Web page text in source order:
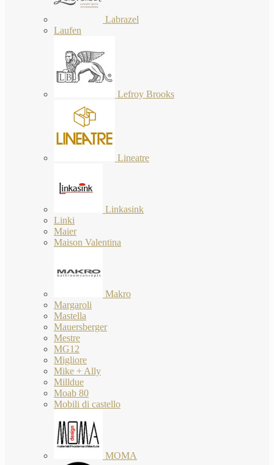
Labrazel
Laufen
Lefroy Brooks
Lineatre
Linkasink
Linki
Maier
Maison Valentina
Makro
Margaroli
Mastella
Mauersberger
Mestre
MG12
Migliore
Mike + Ally
Milldue
Moab 80
Mobili di castello
MOMA